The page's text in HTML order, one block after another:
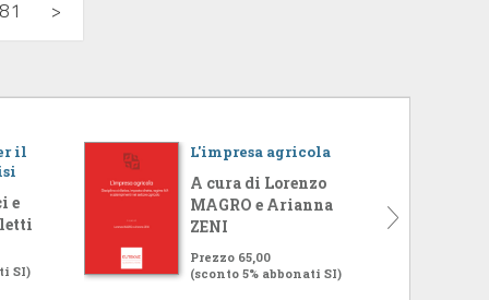
>
il
e
SI)
L'impresa agricola
A cura di Lorenzo
MAGRO e Arianna
ZENI
Prezzo 65,00
(sconto 5% abbonati SI)